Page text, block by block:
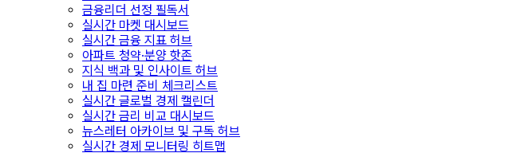
금융리더 선정 필독서
실시간 마켓 대시보드
실시간 금융 지표 허브
아파트 청약·분양 핫존
지식 백과 및 인사이트 허브
내 집 마련 준비 체크리스트
실시간 글로벌 경제 캘린더
실시간 금리 비교 대시보드
뉴스레터 아카이브 및 구독 허브
실시간 경제 모니터링 히트맵